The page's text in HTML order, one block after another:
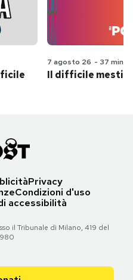
7 agosto 26 - 37 min
Il difficile
Privacy
Condizioni d'uso
accessibilità
il Tribunale di Milano, 419 del